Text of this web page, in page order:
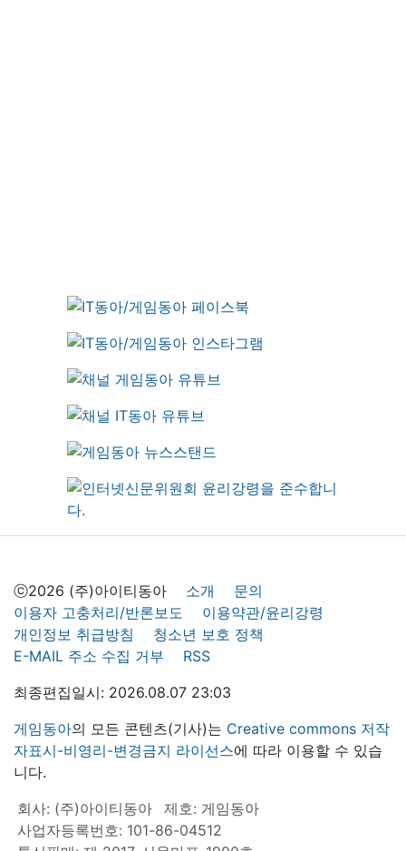
ⓒ2026 (주)아이티동아 소개
문의
이용자 고충처리/반론보도
이용약관/윤리강령
개인정보 취급방침
청소년 보호 정책
E-MAIL 주소 수집 거부
RSS
최종편집일시: 2026.08.07 23:03
게임동아의 모든 콘텐츠(기사)는 Creative commons 저작
자표시-비영리-변경금지 라이선스에 따라 이용할 수 있습
니다.
회사: (주)아이티동아
제호: 게임동아
사업자등록번호: 101-86-04512